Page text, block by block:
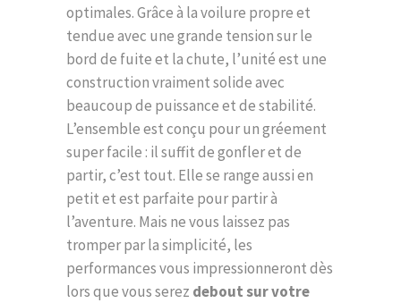
optimales. Grâce à la voilure propre et
tendue avec une grande tension sur le
bord de fuite et la chute, l’unité est une
construction vraiment solide avec
beaucoup de puissance et de stabilité.
L’ensemble est conçu pour un gréement
super facile : il suffit de gonfler et de
partir, c’est tout. Elle se range aussi en
petit et est parfaite pour partir à
l’aventure. Mais ne vous laissez pas
tromper par la simplicité, les
performances vous impressionneront dès
lors que vous serez debout sur votre